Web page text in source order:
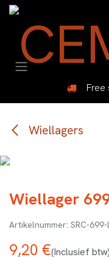
Overslaan naar inhoud
Free
Wiellagers
Wiellager
SRC-699-
9,20 €(Inclusief btw)